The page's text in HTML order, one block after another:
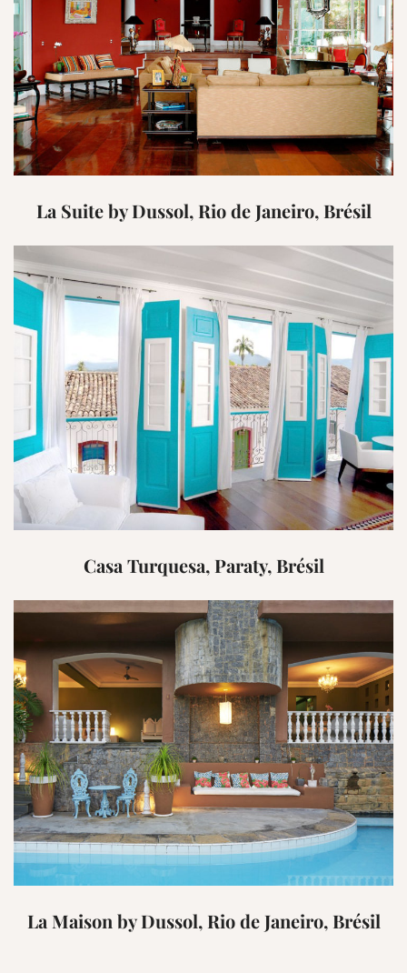
La Suite by Dussol, Rio de Janeiro, Brésil
Casa Turquesa, Paraty, Brésil
La Maison by Dussol, Rio de Janeiro, Brésil